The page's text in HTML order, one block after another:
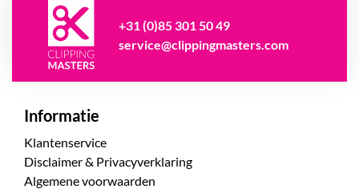
+31 (0)85 301 50 49
service@clippingmasters.com
Informatie
Klantenservice
Disclaimer & Privacyverklaring
Algemene voorwaarden